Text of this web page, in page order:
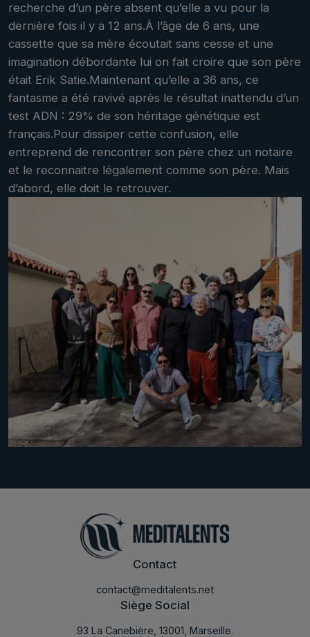
recherche d’un père absent qu’elle a vu pour la
dernière fois il y a 12 ans.À l’âge de 6 ans, une
cassette que sa mère écoutait sans cesse et une
imagination débordante lui on fait croire que son père
était Erik Satie.Maintenant qu’elle a 36 ans, ce
fantasme a été ravivé après le résultat inattendu d’un
test ADN : 29% de son héritage génétique est
français.Pour dissiper cette confusion, elle
entreprend de rencontrer son père chez un notaire
et le reconnaitre légalement comme son père. Mais
d’abord, elle doit le retrouver.
Contact
contact@meditalents.net
Siège Social
93 La Canebière, 13001, Marseille.